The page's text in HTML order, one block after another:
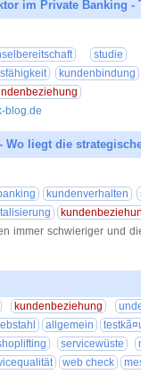
im Private Banking -
studie
kundenbindung
blog.de
Wo liegt die
kundenverhalten
immer schwieriger und
kundenbeziehung
allgemein
servicewüste
web check